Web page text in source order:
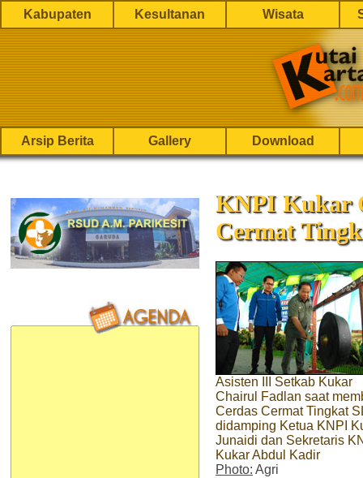
Kabupaten Kesultanan Wisata
Arsip Berita Gallery Download
KNPI Kukar
Cermat
Asisten III Setkab Kukar
Chairul Fadlan saat
Cerdas Cermat Tingkat
didamping Ketua KNPI
Junaidi dan Sekretaris
Kukar Abdul Kadir
Photo: Agri